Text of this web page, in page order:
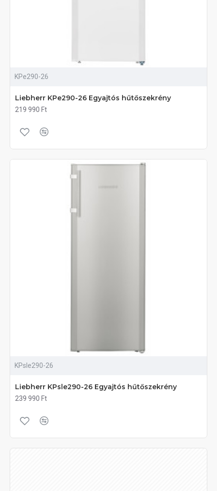
KPe290-26
Liebherr KPe290-26 Egyajtós hűtőszekrény
219 990 Ft
KPsle290-26
Liebherr KPsle290-26 Egyajtós hűtőszekrény
239 990 Ft